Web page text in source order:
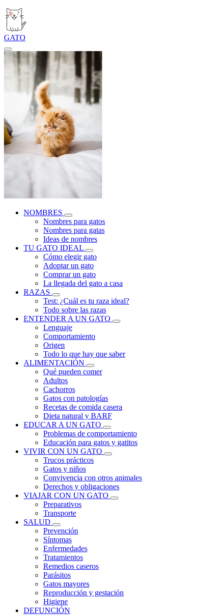
GATO
NOMBRES
Nombres para gatos
Nombres para gatas
Ideas de nombres
TU GATO IDEAL
Cómo elegir gato
Adoptar un gato
Comprar un gato
La llegada del gato a casa
RAZAS
Test: ¿Cuál es tu raza ideal?
Todo sobre las razas
ENTENDER A UN GATO
Lenguaje
Comportamiento
Origen
Todo lo que hay que saber
ALIMENTACIÓN
Qué pueden comer
Adultos
Cachorros
Gatos con patologías
Recetas de comida casera
Dieta natural y BARF
EDUCAR A UN GATO
Problemas de comportamiento
Educación para gatos y gatitos
VIVIR CON UN GATO
Trucos prácticos
Gatos y niños
Convivencia con otros animales
Derechos y obligaciones
VIAJAR CON UN GATO
Preparativos
Transporte
SALUD
Prevención
Síntomas
Enfermedades
Tratamientos
Remedios caseros
Parásitos
Gatos mayores
Reproducción y gestación
Higiene
DEFUNCIÓN